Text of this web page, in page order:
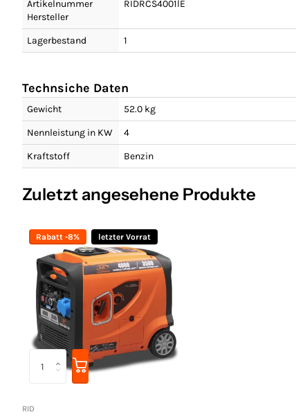
Artikelnummer
Hersteller
RIDRCS4001lE
Lagerbestand 1
Technsiche Daten
Gewicht
52.0 kg
Nennleistung in KW
4
Kraftstoff
Benzin
Zuletzt angesehene Produkte
Rabatt -8% letzter Vorrat
RID